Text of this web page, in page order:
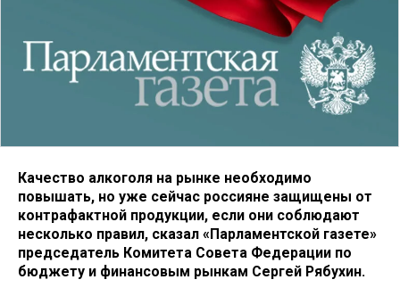
Качество алкоголя на рынке необходимо
повышать, но уже сейчас россияне защищены от
контрафактной продукции, если они соблюдают
несколько правил, сказал «Парламентской газете»
председатель Комитета Совета Федерации по
бюджету и финансовым рынкам Сергей Рябухин.